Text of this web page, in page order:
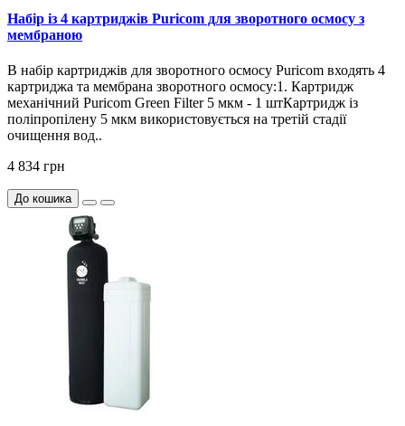
Набір із 4 картриджів Puricom для зворотного осмосу з
мембраною
В набір картриджів для зворотного осмосу Puricom входять 4
картриджа та мембрана зворотного осмосу:1. Картридж
механічний Puricom Green Filter 5 мкм - 1 штКартридж із
поліпропілену 5 мкм використовується на третій стадії
очищення вод..
4 834 грн
До кошика